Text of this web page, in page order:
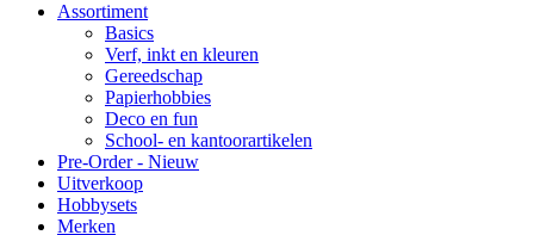
Assortiment
Basics
Verf, inkt en kleuren
Gereedschap
Papierhobbies
Deco en fun
School- en kantoorartikelen
Pre-Order - Nieuw
Uitverkoop
Hobbysets
Merken